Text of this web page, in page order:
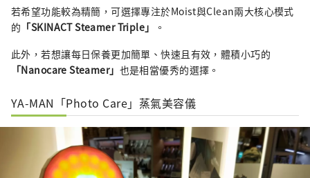
若希望功能較為精簡，可選擇專注於Moist與Clean兩大核心模式
的 「SKINACT Steamer Triple」
。
此外，若想讓每日保養更加簡單、快速且有效，體積小巧的
「Nanocare Steamer」 也是相當優秀的選擇。
YA-MAN「Photo Care」蒸氣美容儀